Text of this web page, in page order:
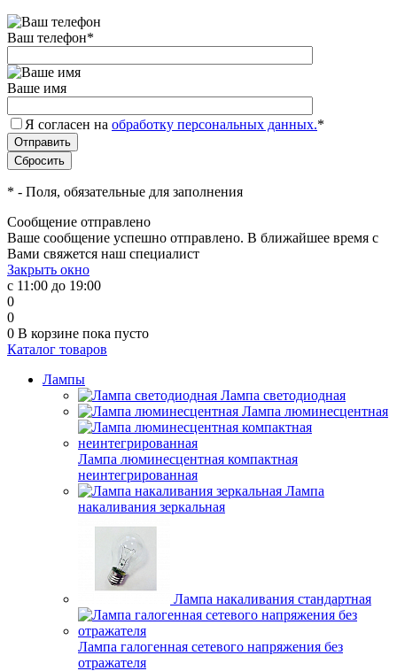
Ваш телефон*
Ваше имя
Я согласен на обработку персональных данных.*
* - Поля, обязательные для заполнения
Сообщение отправлено
Ваше сообщение успешно отправлено. В ближайшее время с
Вами свяжется наш специалист
Закрыть окно
с 11:00 до 19:00
0
0
0 В корзине пока пусто
Каталог товаров
Лампы
Лампа светодиодная
Лампа люминесцентная
Лампа люминесцентная компактная
неинтегрированная
Лампа
накаливания зеркальная
Лампа накаливания стандартная
Лампа галогенная сетевого напряжения без
отражателя